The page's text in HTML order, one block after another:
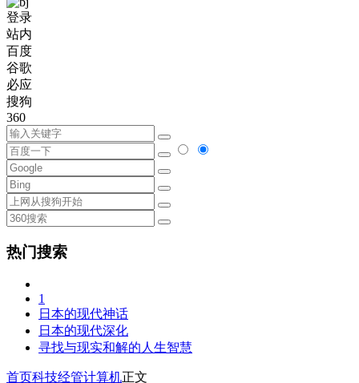
登录
站内
百度
谷歌
必应
搜狗
360
热门搜索
1
日本的现代神话
日本的现代深化
寻找与现实和解的人生智慧
首页科技经管计算机正文